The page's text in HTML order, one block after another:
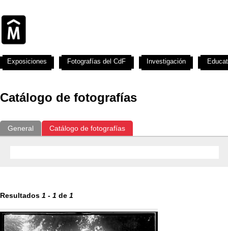
Catálogo de fotografías
General Catálogo de fotografías
Resultados 1 - 1 de 1
Exposiciones Fotografías del CdF Investigación